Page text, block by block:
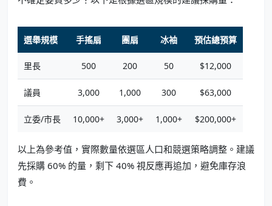
選舉規模 手搖扇 團扇 冰袖 預估總預算
里長 500 200 50 $12,000
議員 3,000 1,000 300 $63,000
立委/市長 10,000+ 3,000+ 1,000+ $200,000+
以上為參考值，實際數量依選區人口和競選策略調整。建議
先採購 60% 的量，剩下 40% 視反應再追加，避免庫存浪
費。